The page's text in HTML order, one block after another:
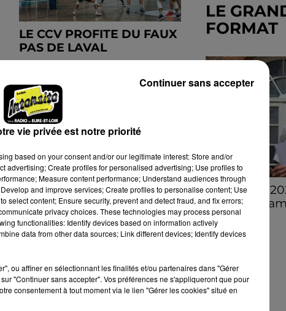
LE CCV PROFITE DU FAUX
PAS DE LAVAL
LE
FORMAT
Stars'Terre
dévoile les
À quelques
édition de
vie privée est notre priorité
based on your consent and/or our legitimate interest: Store and/or
advertising; Create profiles for personalised advertising; Use profiles to
Measure content performance; Understand audiences through
and improve services; Create profiles to personalise content; Use
select content; Ensure security, prevent and detect fraud, and fix errors;
privacy choices. These technologies may process personal
functionalities: Identify devices based on information actively
data from other data sources; Link different devices; Identify devices
ou affiner en sélectionnant les finalités et/ou partenaires dans "Gérer
"Continuer sans accepter". Vos préférences ne s'appliqueront que pour
consentement à tout moment via le lien "Gérer les cookies" situé en
Continuer sans accepter